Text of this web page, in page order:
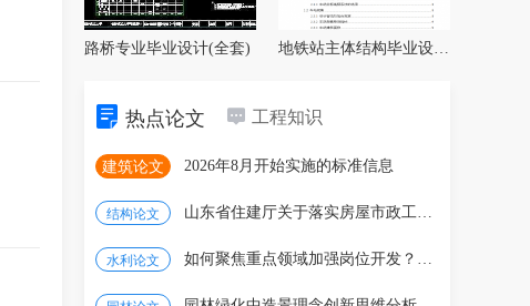
路桥专业毕业设计(全套) 地铁站主体结构毕业设计（含开题报告、任务
热点论文 工程知识
建筑论文 2026年8月开始实施的标准信息
结构论文 山东省住建厅关于落实房屋市政工程建设单位安全生
水利论文 如何聚焦重点领域加强岗位开发？一图看懂